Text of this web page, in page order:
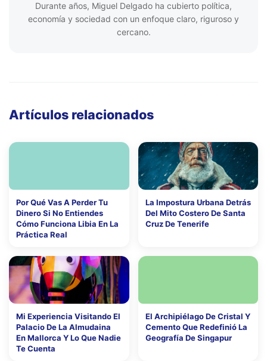
Durante años, Miguel Delgado ha cubierto política,
economía y sociedad con un enfoque claro, riguroso y
cercano.
Artículos relacionados
Por Qué Vas A Perder Tu
Dinero Si No Entiendes
Cómo Funciona Libia En La
Práctica Real
La Impostura Urbana Detrás
Del Mito Costero De Santa
Cruz De Tenerife
Mi Experiencia Visitando El
Palacio De La Almudaina
En Mallorca Y Lo Que Nadie
Te Cuenta
El Archipiélago De Cristal Y
Cemento Que Redefinió La
Geografía De Singapur